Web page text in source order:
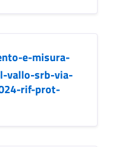
e-misura-
vallo-srb-via-
rif-prot-